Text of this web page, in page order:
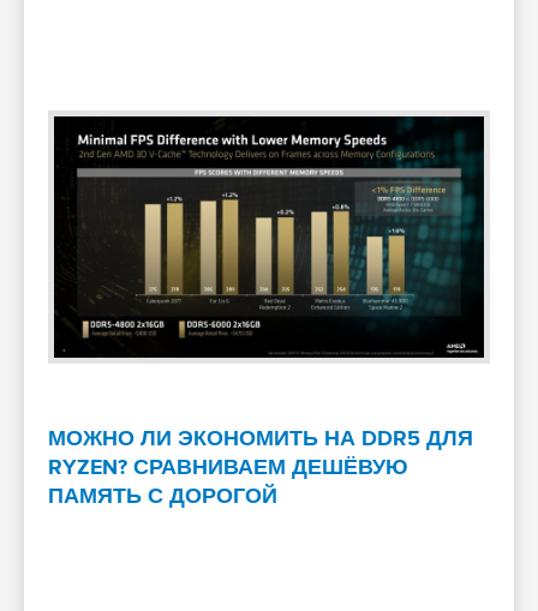
МОЖНО ЛИ ЭКОНОМИТЬ НА DDR5 ДЛЯ
RYZEN? СРАВНИВАЕМ ДЕШЁВУЮ
ПАМЯТЬ С ДОРОГОЙ